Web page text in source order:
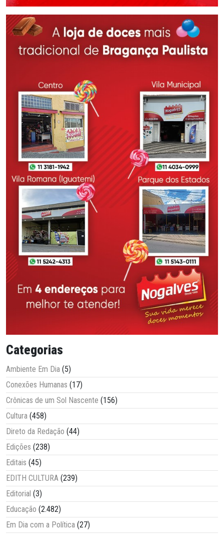
Categorias
Ambiente Em Dia (5)
Conexões Humanas (17)
Crônicas de um Sol Nascente (156)
Cultura (458)
Direto da Redação (44)
Edições (238)
Editais (45)
EDITH CULTURA (239)
Editorial (3)
Educação (2.482)
Em Dia com a Política (27)